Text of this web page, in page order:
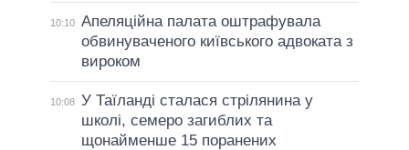
10:10 Апеляційна палата оштрафувала
обвинуваченого київського адвоката з
вироком
10:08 У Таїланді сталася стрілянина у
школі, семеро загиблих та
щонайменше 15 поранених